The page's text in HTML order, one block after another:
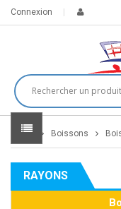
Connexion
Home Boissons
RAYONS